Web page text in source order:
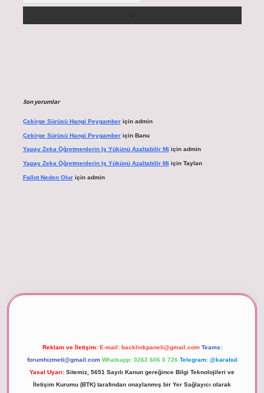
Son yorumlar
Çekirge Sürüsü Hangi Peygamberiçin admin
Çekirge Sürüsü Hangi Peygamberiçin Banu
Yapay Zeka Öğretmenlerin Iş Yükünü Azaltabilir Mi için admin
Yapay Zeka Öğretmenlerin Iş Yükünü Azaltabilir Mi için Taylan
Fallot Neden Oluriçin admin
Reklam ve İletişim: E-mail: backlinkpaneli@gmail.com Teams:
forumhizmeti@gmail.com Whatsapp: 0262 606 0 726 Telegram: @karabul
Yasal Uyarı: Sitemiz, 5651 Sayılı Kanun gereğince Bilgi Teknolojileri ve
İletişim Kurumu (BTK) tarafından onaylanmış bir Yer Sağlayıcı olarak